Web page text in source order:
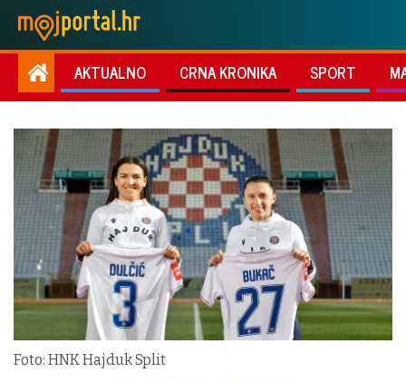
AKTUALNO CRNA KRONIKA SPORT
Foto: HNK Hajduk Split